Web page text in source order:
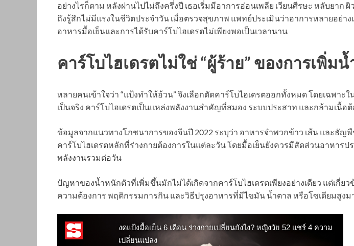
อย่างไรก็ตาม หลังผ่านไปไม่ถึงครึ่งปี เธอเริ่มมีอาการอ่อนเพลีย เวียนศีรษะ หลับยาก
ถึงรู้สึกไม่มีแรงในชีวิตประจำวัน เมื่อตรวจสุขภาพ แพทย์ประเมินว่าอาการหลายอย่าง
อาหารมื้อเย็นและการได้รับคาร์โบไฮเดรตไม่เพียงพอเป็นเวลานาน
คาร์โบไฮเดรตไม่ใช่ “ผู้ร้าย” ของการเพิ่ม
หลายคนเข้าใจว่า “แป้งทำให้อ้วน” จึงเลือกตัดคาร์โบไฮเดรตออกทั้งหมด โดยเฉพาะ
เป็นจริง คาร์โบไฮเดรตเป็นแหล่งพลังงานสำคัญที่สมอง ระบบประสาท และกล้ามเนื้อ
ข้อมูลจากแนวทางโภชนาการของจีนปี 2022 ระบุว่า อาหารจำพวกข้าว เส้น และธัญพื
คาร์โบไฮเดรตหลักที่ร่างกายต้องการในแต่ละวัน โดยมื้อเย็นยังควรมีสัดส่วนอาหารป
พลังงานรวมต่อวัน
ปัญหาของน้ำหนักตัวที่เพิ่มขึ้นมักไม่ได้เกิดจากคาร์โบไฮเดรตเพียงอย่างเดียว แต่เกี่ย
ความต้องการ พฤติกรรมการกิน และวิธีปรุงอาหารที่มีไขมัน น้ำตาล หรือโซเดียมสูงม